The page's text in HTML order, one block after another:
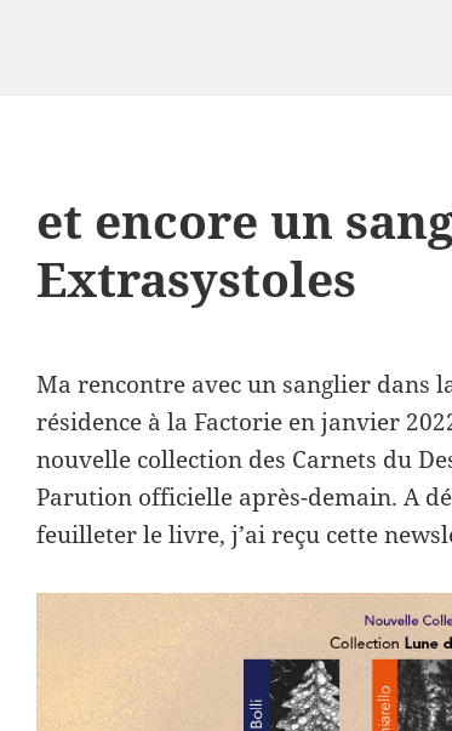
et encore un
Extrasystoles
Ma rencontre avec un sanglier dans
résidence à la Factorie en janvier
nouvelle collection des Carnets du
Parution officielle après-demain. A
feuilleter le livre, j’ai reçu cette